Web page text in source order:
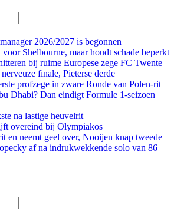
2026/2027 is begonnen
Shelbourne, maar houdt schade beperkt
bij ruime Europese zege FC Twente
finale, Pieterse derde
profzege in zware Ronde van Polen-rit
Dhabi? Dan eindigt Formule 1-seizoen
na lastige heuvelrit
overeind bij Olympiakos
en neemt geel over, Nooijen knap tweede
af na indrukwekkende solo van 86